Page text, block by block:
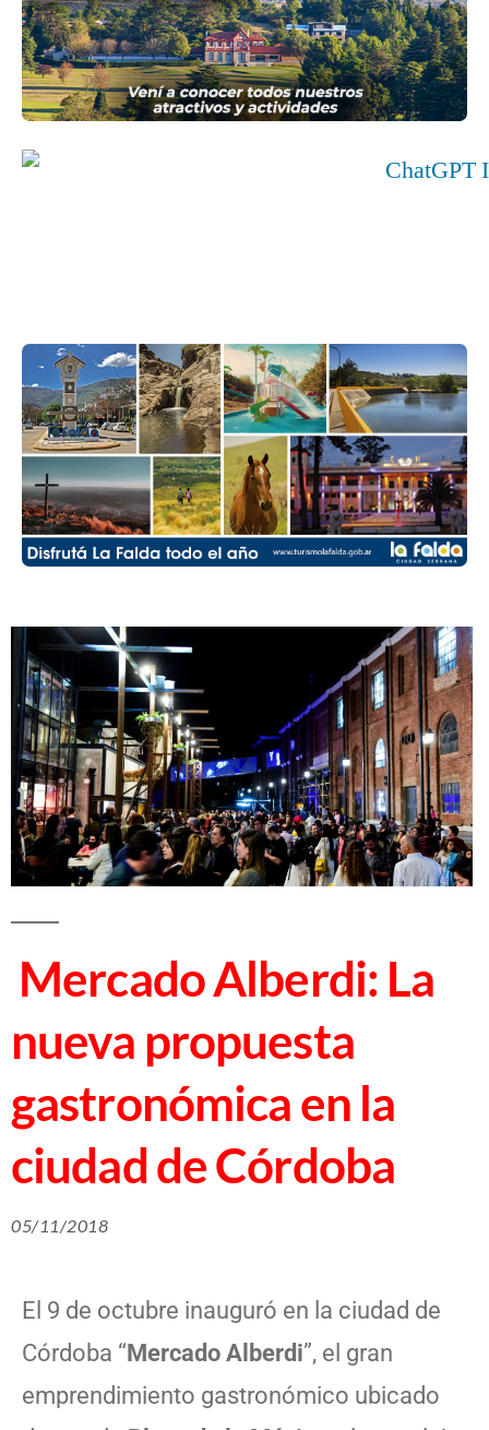
Mercado Alberdi: La
nueva propuesta
gastronómica en la
ciudad de Córdoba
05/11/2018
El 9 de octubre inauguró en la ciudad de
Córdoba “Mercado Alberdi”, el gran
emprendimiento gastronómico ubicado